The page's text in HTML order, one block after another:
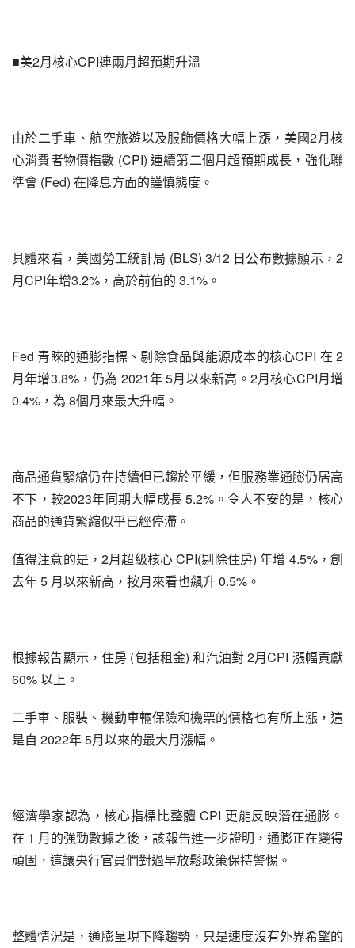
■美2月核心CPI連兩月超預期升溫
由於二手車、航空旅遊以及服飾價格大幅上漲，美國2月核
心消費者物價指數 (CPI) 連續第二個月超預期成長，強化聯
準會 (Fed) 在降息方面的謹慎態度。
具體來看，美國勞工統計局 (BLS) 3/12 日公布數據顯示，2
月CPI年增3.2%，高於前值的 3.1%。
Fed 青睞的通膨指標、剔除食品與能源成本的核心CPI 在 2
月年增3.8%，仍為 2021年 5月以來新高。2月核心CPI月增
0.4%，為 8個月來最大升幅。
商品通貨緊縮仍在持續但已趨於平緩，但服務業通膨仍居高
不下，較2023年同期大幅成長 5.2%。令人不安的是，核心
商品的通貨緊縮似乎已經停滯。
值得注意的是，2月超級核心 CPI(剔除住房) 年增 4.5%，創
去年 5 月以來新高，按月來看也飆升 0.5%。
根據報告顯示，住房 (包括租金) 和汽油對 2月CPI 漲幅貢獻
60% 以上。
二手車、服裝、機動車輛保險和機票的價格也有所上漲，這
是自 2022年 5月以來的最大月漲幅。
經濟學家認為，核心指標比整體 CPI 更能反映潛在通膨。
在 1 月的強勁數據之後，該報告進一步證明，通膨正在變得
頑固，這讓央行官員們對過早放鬆政策保持警惕。
整體情況是，通膨呈現下降趨勢，只是速度沒有外界希望的